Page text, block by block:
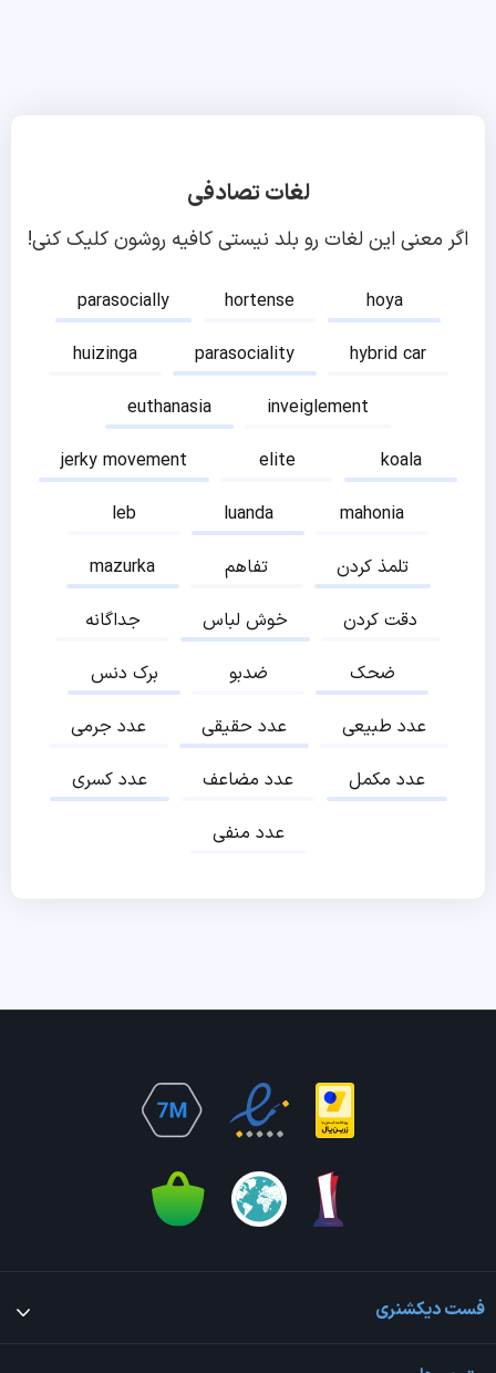
لغات تصادفی
اگر معنی این لغات رو بلد نیستی کافیه روشون کلیک کنی!
parasocially hortense
hoya
huizinga
parasociality
hybrid car
euthanasia
inveiglement
jerky movement
elite
koala
leb
luanda
mahonia
mazurka
تفاهم
تلمذ کردن
جداگانه
خوش لباس
دقت کردن
برک دنس
ضدبو
ضحک
عدد جرمی
عدد حقیقی
عدد طبیعی
عدد کسری
عدد مضاعف
عدد مکمل
عدد منفی
فست دیکشنری